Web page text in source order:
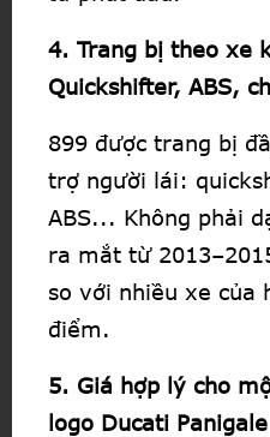
4. Trang bị theo xe
Quickshifter, ABS,
899 được trang bị
trợ người lái:
ABS... Không phải
ra mắt từ
so với nhiều xe của
điểm.
5. Giá hợp lý cho
logo Ducati Panigale